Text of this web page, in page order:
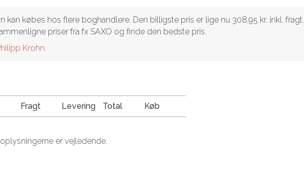
kan købes hos flere boghandlere. Den billigste pris er lige nu 308,95 kr. inkl. fragt.
priser fra fx SAXO og finde den bedste pris.
Krohn.
Fragt Levering Total Køb
er vejledende.